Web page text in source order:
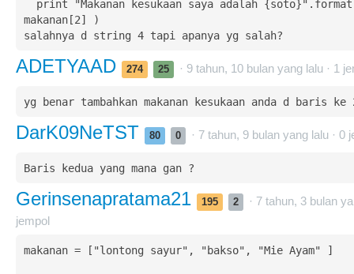
makanan[2] )
salahnya d string 4 tapi apanya yg salah?
ADETYAAD 274 25 · 9 tahun, 10 bulan yang lalu · 1
yg benar tambahkan makanan kesukaan anda d baris ke
DarK09NeTST 80 0 · 7 tahun, 9 bulan yang lalu · 0
Baris kedua yang mana gan ?
Gerinsenapratama21 195 2
· 7 tahun, 3 bulan
jempol
makanan = ["lontong sayur", "bakso", "Mie Ayam" ]